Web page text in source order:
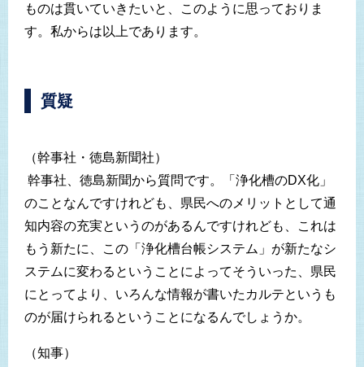
ものは貫いていきたいと、このように思っておりま
す。私からは以上であります。
質疑
（幹事社・徳島新聞社）
幹事社、徳島新聞から質問です。「浄化槽のDX化」
のことなんですけれども、県民へのメリットとして通
知内容の充実というのがあるんですけれども、これは
もう新たに、この「浄化槽台帳システム」が新たなシ
ステムに変わるということによってそういった、県民
にとってより、いろんな情報が書いたカルテというも
のが届けられるということになるんでしょうか。
（知事）